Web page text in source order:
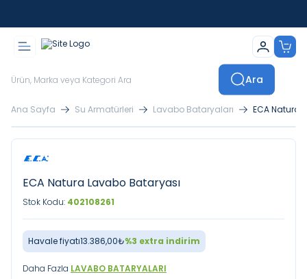
Ara
Ana Sayfa Su Armatürleri Lavabo Bataryaları ECA Natura
ECA Natura Lavabo Bataryası
Stok Kodu: 402108261
Havale fiyatı13.386,00₺%3 extra indirim
Daha Fazla LAVABO BATARYALARI